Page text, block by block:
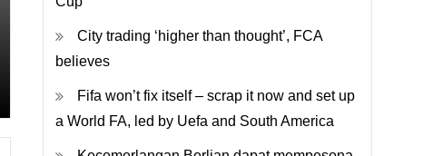
City trading ‘higher than thought’, FCA
believes
Fifa won’t fix itself – scrap it now and set up
a World FA, led by Uefa and South America